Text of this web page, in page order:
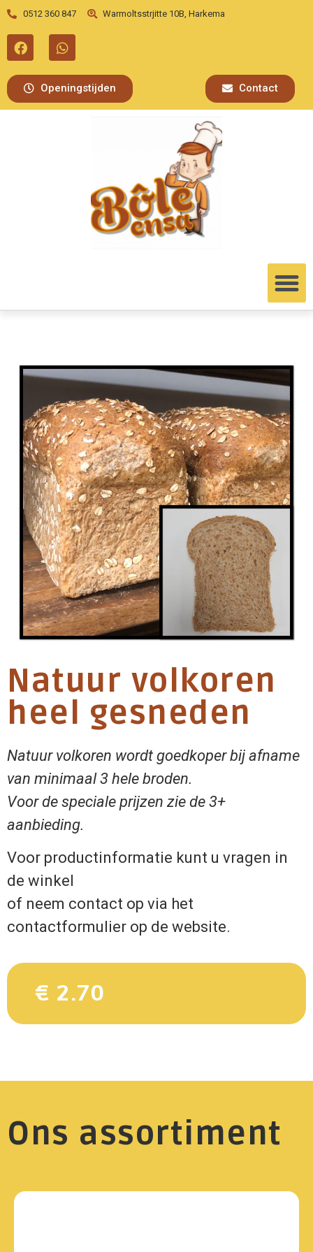
0512 360 847 Warmoltsstrjitte 10B, Harkema
Openingstijden Contact
Natuur volkoren
heel gesneden
Natuur volkoren wordt goedkoper bij afname
van minimaal 3 hele broden.
Voor de speciale prijzen zie de 3+
aanbieding.
Voor productinformatie kunt u vragen in
de winkel
of neem contact op via het
contactformulier op de website.
€ 2.70
Ons assortiment